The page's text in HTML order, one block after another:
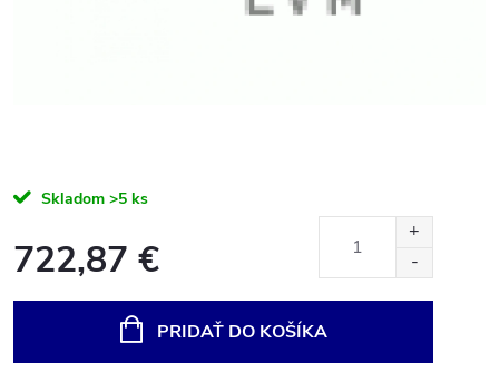
Skladom >5 ks
722,87 €
PRIDAŤ DO KOŠÍKA